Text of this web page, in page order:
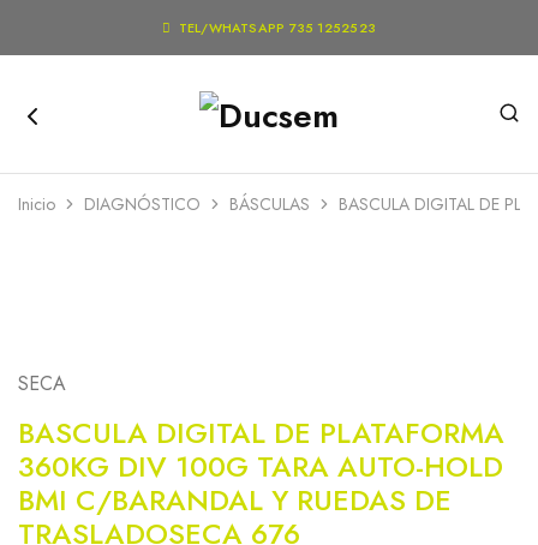
 TEL/WHATSAPP 735 1252523
Inicio DIAGNÓSTICO BÁSCULAS BASCULA DIGITAL DE
SECA
BASCULA DIGITAL DE PLATAFORMA
360KG DIV 100G TARA AUTO-HOLD
BMI C/BARANDAL Y RUEDAS DE
TRASLADOSECA 676